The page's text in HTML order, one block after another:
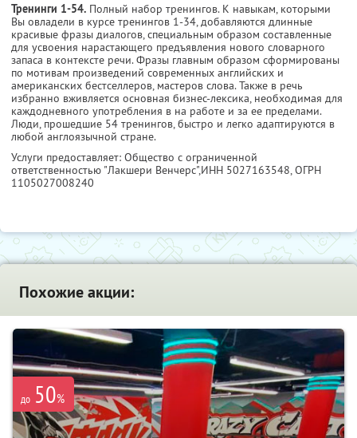
Тренинги 1-54. Полный набор тренингов. К навыкам, которыми
Вы овладели в курсе тренингов 1-34, добавляются длинные
красивые фразы диалогов, специальным образом составленные
для усвоения нарастающего предъявления нового словарного
запаса в контексте речи. Фразы главным образом сформированы
по мотивам произведений современных английских и
американских бестселлеров, мастеров слова. Также в речь
избранно вживляется основная бизнес-лексика, необходимая для
каждодневного употребления в на работе и за ее пределами.
Люди, прошедшие 54 тренингов, быстро и легко адаптируются в
любой англоязычной стране.
Услуги предоставляет: Общество с ограниченной
ответственностью "Лакшери Венчерс",ИНН 5027163548, ОГРН
1105027008240
Похожие акции:
до 50%